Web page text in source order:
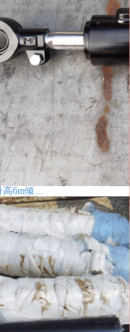
杭州30J升高6m倾斜油缸J30N550叉车